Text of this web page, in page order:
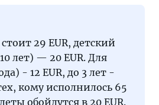
29 EUR, детский
лет) — 20 EUR. Для
- 12 EUR, до 3 лет -
кому исполнилось 65
обойдутся в 20 EUR.